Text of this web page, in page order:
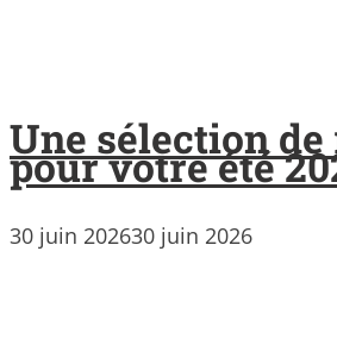
Une sélection
pour votre été
30 juin 202630 juin 2026